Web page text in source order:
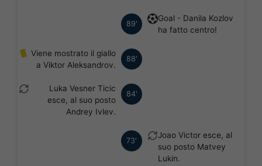
89'
Goal - Danila Kozlov
ha fatto centro!
88'
Viene mostrato il giallo
a Viktor Aleksandrov.
84'
Luka Vesner Ticic
esce, al suo posto
Andrey Ivlev.
73'
Joao Victor esce, al
suo posto Matvey
Lukin.